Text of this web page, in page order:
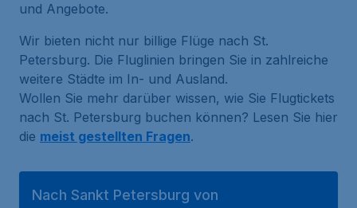
und Angebote.
Wir bieten nicht nur billige Flüge nach St.
Petersburg. Die Fluglinien bringen Sie in zahlreiche
weitere Städte im In- und Ausland.
Wollen Sie mehr darüber wissen, wie Sie Flugtickets
nach St. Petersburg buchen können? Lesen Sie hier
die meist gestellten Fragen.
Nach Sankt Petersburg von